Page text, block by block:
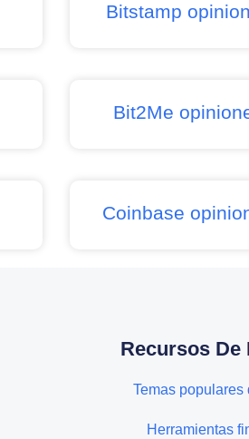
Bitstamp
Bit2Me
Coinbase
Recursos De
Temas populares
Herramientas